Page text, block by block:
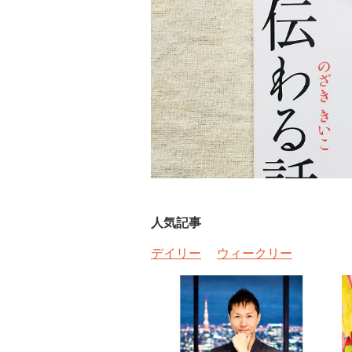
人気記事
デイリー
ウィークリー